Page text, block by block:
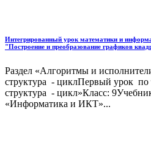
Интегрированный урок математики и
"Построение и преобразование графиков
Раздел «Алгоритмы и
структура - циклПервый урок по
структура - цикл»Класс:
«Информатика и ИКТ»...